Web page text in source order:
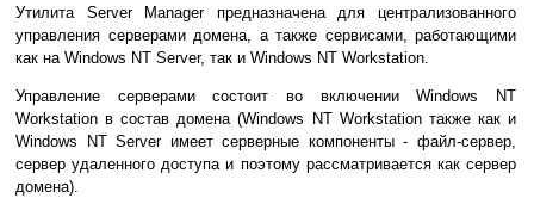
Утилита Server Manager предназначена для централизованного
управления серверами домена, а также сервисами, работающими
как на Windows NT Server, так и Windows NT Workstation.
Управление серверами состоит во включении Windows NT
Workstation в состав домена (Windows NT Workstation также как и
Windows NT Server имеет серверные компоненты - файл-сервер,
сервер удаленного доступа и поэтому рассматривается как сервер
домена).